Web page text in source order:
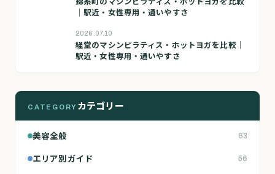
｜駅近・女性専用・通いやすさ
2026.07.10
経堂のマシンピラティス・ホットヨガを比較｜
駅近・女性専用・通いやすさ
CATEGORY カテゴリー
美容全般 63
エリア別ガイド 56